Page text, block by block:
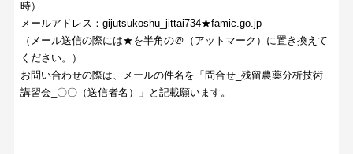
時）
メールアドレス：gijutsukoshu_jittai734★famic.go.jp
（メール送信の際には★を半角の＠（アットマーク）に置き換えて
ください。）
お問い合わせの際は、メールの件名を「問合せ_残留農薬分析技術
講習会_〇〇（送信者名）」と記載願います。